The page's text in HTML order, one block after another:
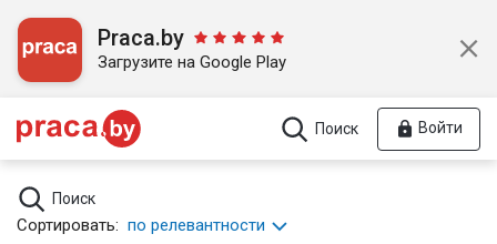
Praca.by
Загрузите на Google Play
Поиск Войти
Поиск
Сортировать: по релевантности